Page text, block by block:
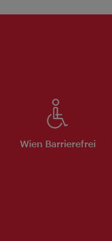
Wien Barrierefrei